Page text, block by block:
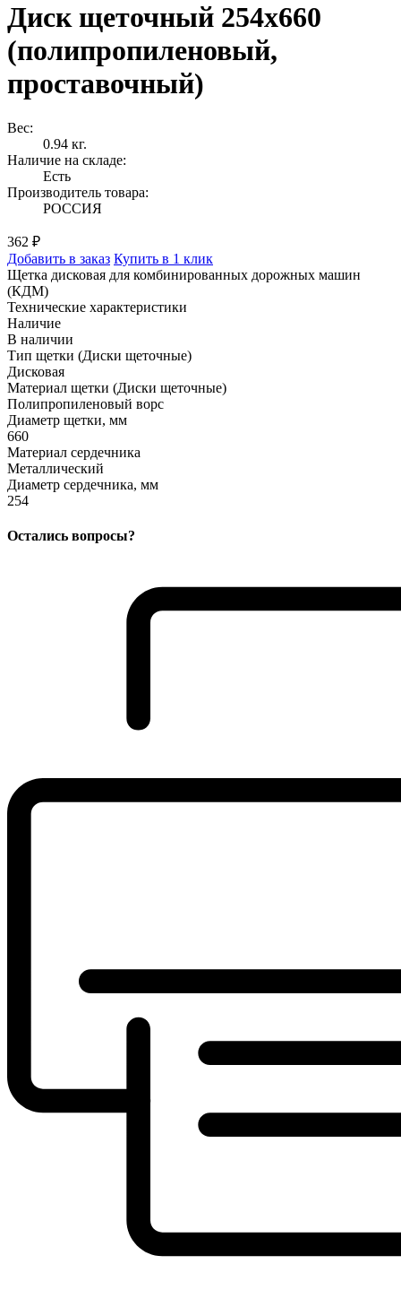
Диск щеточный 254x660
(полипропиленовый,
проставочный)
Вес:
0.94 кг.
Наличие на складе:
Есть
Производитель товара:
РОССИЯ
362 ₽
Добавить в заказ Купить в 1 клик
Щетка дисковая для комбинированных дорожных машин
(КДМ)
Технические характеристики
Наличие
В наличии
Тип щетки (Диски щеточные)
Дисковая
Материал щетки (Диски щеточные)
Полипропиленовый ворс
Диаметр щетки, мм
660
Материал сердечника
Металлический
Диаметр сердечника, мм
254
Остались вопросы?